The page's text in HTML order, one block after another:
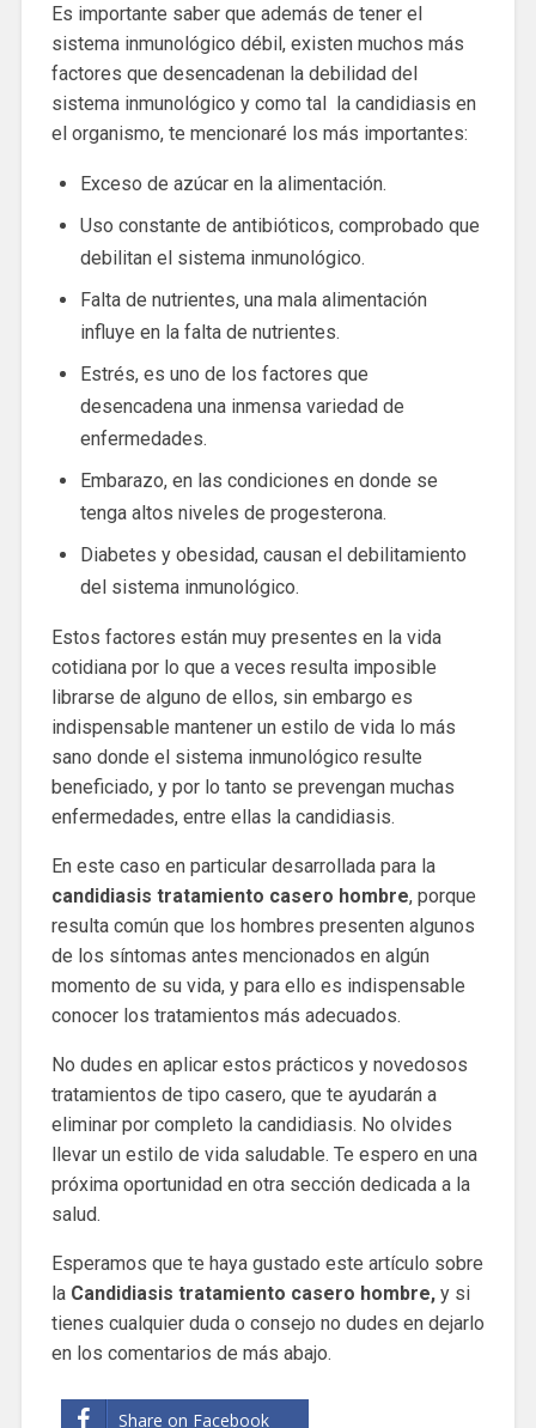
Es importante saber que además de tener el
sistema inmunológico débil, existen muchos más
factores que desencadenan la debilidad del
sistema inmunológico y como tal la candidiasis en
el organismo, te mencionaré los más importantes:
Exceso de azúcar en la alimentación.
Uso constante de antibióticos, comprobado que
debilitan el sistema inmunológico.
Falta de nutrientes, una mala alimentación
influye en la falta de nutrientes.
Estrés, es uno de los factores que
desencadena una inmensa variedad de
enfermedades.
Embarazo, en las condiciones en donde se
tenga altos niveles de progesterona.
Diabetes y obesidad, causan el debilitamiento
del sistema inmunológico.
Estos factores están muy presentes en la vida
cotidiana por lo que a veces resulta imposible
librarse de alguno de ellos, sin embargo es
indispensable mantener un estilo de vida lo más
sano donde el sistema inmunológico resulte
beneficiado, y por lo tanto se prevengan muchas
enfermedades, entre ellas la candidiasis.
En este caso en particular desarrollada para la
candidiasis tratamiento casero hombre, porque
resulta común que los hombres presenten algunos
de los síntomas antes mencionados en algún
momento de su vida, y para ello es indispensable
conocer los tratamientos más adecuados.
No dudes en aplicar estos prácticos y novedosos
tratamientos de tipo casero, que te ayudarán a
eliminar por completo la candidiasis. No olvides
llevar un estilo de vida saludable. Te espero en una
próxima oportunidad en otra sección dedicada a la
salud.
Esperamos que te haya gustado este artículo sobre
la Candidiasis tratamiento casero hombre, y si
tienes cualquier duda o consejo no dudes en dejarlo
en los comentarios de más abajo.
Share on Facebook